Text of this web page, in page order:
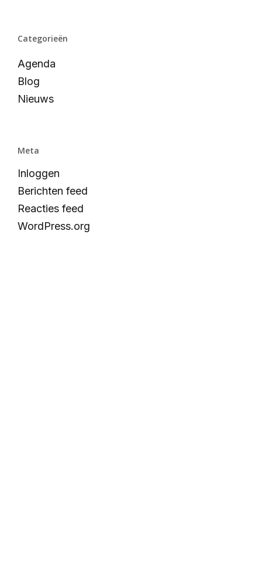
Categorieën
Agenda
Blog
Nieuws
Meta
Inloggen
Berichten feed
Reacties feed
WordPress.org